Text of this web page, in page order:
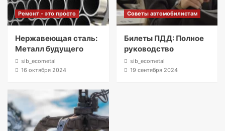
Ремонт - это просто
Нержавеющая сталь:
Металл будущего
sib_ecometal
16 октября 2024
Советы автомобилистам
Билеты ПДД: Полное
руководство
sib_ecometal
19 сентября 2024